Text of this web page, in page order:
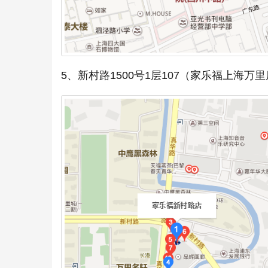
5、新村路1500号1层107（家乐福上海万